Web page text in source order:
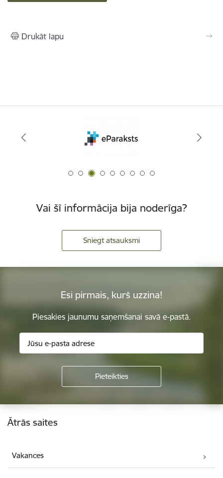
Drukāt lapu
Vai šī informācija bija noderīga?
Sniegt atsauksmi
Esi pirmais, kurš uzzina!
Piesakies jaunumu saņemšanai savā e-pastā.
Kājene
Ātrās saites
Vakances